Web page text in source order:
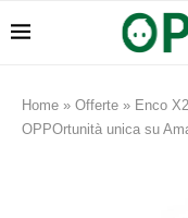
Home » Offerte » Enco
OPPOrtunità unica su